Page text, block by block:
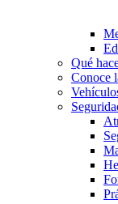
Qué
Conoce